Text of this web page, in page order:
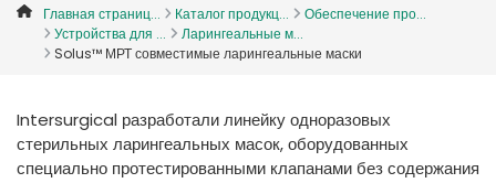
Denmark
Deutschland
France
Russia
International English
Главная страниц... Каталог продукц...
Обеспечение про...
Устройства для ...
Ларингеальные м...
Solus™ МРТ совместимые ларингеальные маски
Intersurgical разработали линейку одноразовых
стерильных ларингеальных масок, оборудованных
специально протестированными клапанами без содержания